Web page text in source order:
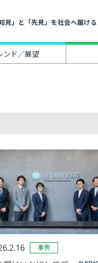
見」と「先見」を社会へ届け
ンド／展望
事例